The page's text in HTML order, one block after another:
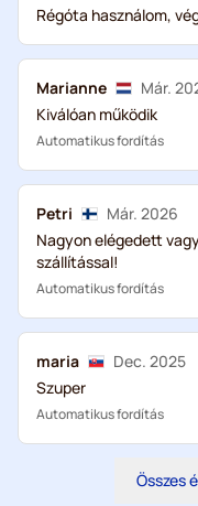
Régóta használom,
Marianne
Már.
Kiválóan működik
Automatikus fordítás
Petri
Már. 2026
Nagyon elégedett
szállítással!
Automatikus fordítás
maria
Dec. 2025
Szuper
Automatikus fordítás
Összes